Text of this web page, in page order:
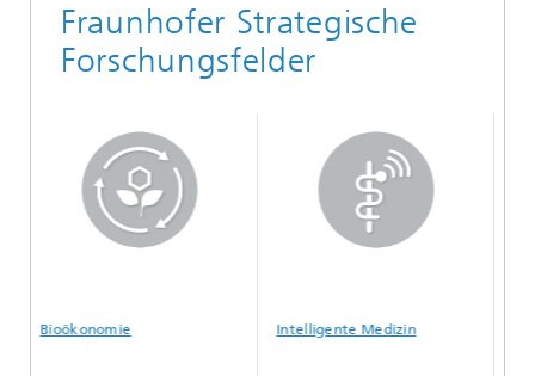
Fraunhofer Strategische
Forschungsfelder
Intelligente Medizin